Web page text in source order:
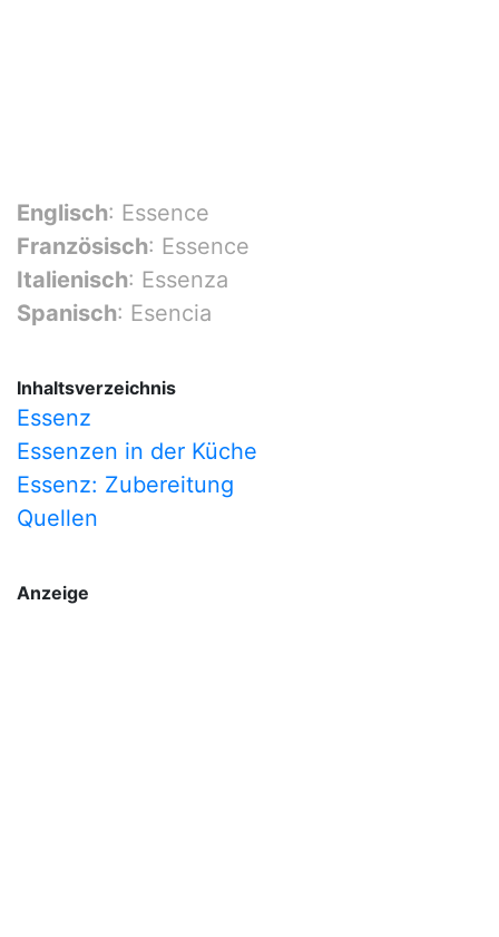
Englisch: Essence
Französisch: Essence
Italienisch: Essenza
Spanisch: Esencia
Inhaltsverzeichnis
Essenz
Essenzen in der Küche
Essenz: Zubereitung
Quellen
Anzeige